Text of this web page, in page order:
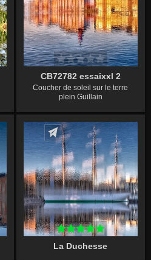
CB72782 essaixxl 2
Coucher de soleil sur le terre
plein Guillain
Écrire un commentaire
La Duchesse